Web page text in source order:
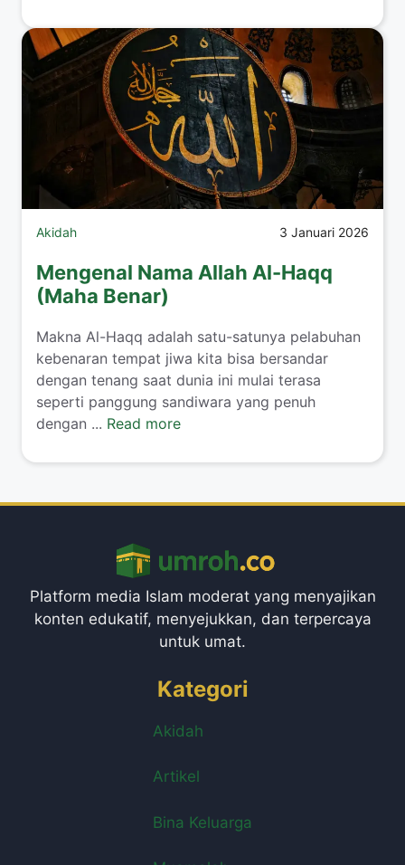
Akidah 3 Januari 2026
Mengenal Nama Allah Al-Haqq
(Maha Benar)
Makna Al-Haqq adalah satu-satunya pelabuhan
kebenaran tempat jiwa kita bisa bersandar
dengan tenang saat dunia ini mulai terasa
seperti panggung sandiwara yang penuh
dengan ... Read more
Platform media Islam moderat yang menyajikan
konten edukatif, menyejukkan, dan terpercaya
untuk umat.
Kategori
Akidah
Artikel
Bina Keluarga